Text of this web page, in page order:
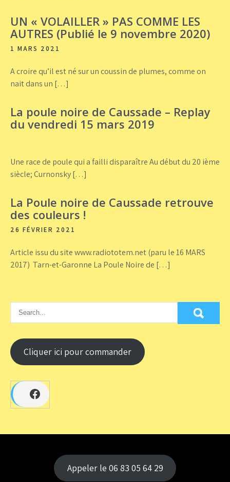
UN « VOLAILLER » PAS COMME LES
AUTRES (Publié le 9 novembre 2020)
1 MARS 2021
A croire qu’il est né sur un coussin de plumes, comme on
nait dans un […]
La poule noire de Caussade – Replay
du vendredi 15 mars 2019
Une race de poule qui a failli disparaître Au début du 20 ième
siècle; Curnonsky […]
La Poule noire de Caussade retrouve
des couleurs !
26 FÉVRIER 2021
Article issu du site www.radiototem.net (paru le 16 MARS
2017) Tarn-et-Garonne La Poule Noire de […]
Cliquer ici pour commander
Facebook
Appeler le 06 83 05 64 29